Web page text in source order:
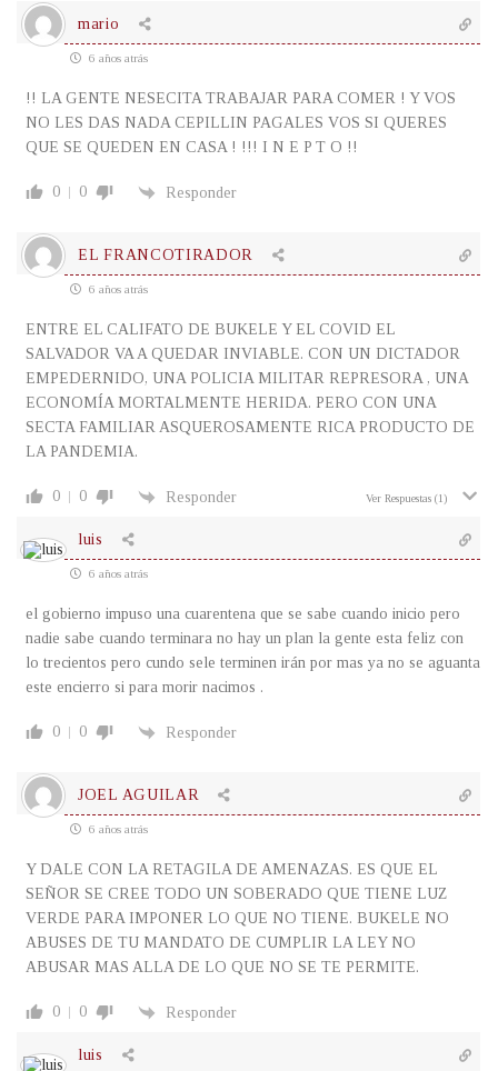
mario
6 años atrás
!! LA GENTE NESECITA TRABAJAR PARA COMER ! Y VOS
NO LES DAS NADA CEPILLIN PAGALES VOS SI QUERES
QUE SE QUEDEN EN CASA ! !!! I N E P T O !!
0 0 Responder
EL FRANCOTIRADOR
6 años atrás
ENTRE EL CALIFATO DE BUKELE Y EL COVID EL
SALVADOR VA A QUEDAR INVIABLE. CON UN DICTADOR
EMPEDERNIDO, UNA POLICIA MILITAR REPRESORA , UNA
ECONOMÍA MORTALMENTE HERIDA. PERO CON UNA
SECTA FAMILIAR ASQUEROSAMENTE RICA PRODUCTO DE
LA PANDEMIA.
0 0 Responder Ver Respuestas (1)
luis
6 años atrás
el gobierno impuso una cuarentena que se sabe cuando inicio pero
nadie sabe cuando terminara no hay un plan la gente esta feliz con
lo trecientos pero cundo sele terminen irán por mas ya no se aguanta
este encierro si para morir nacimos .
0 0 Responder
JOEL AGUILAR
6 años atrás
Y DALE CON LA RETAGILA DE AMENAZAS. ES QUE EL
SEÑOR SE CREE TODO UN SOBERADO QUE TIENE LUZ
VERDE PARA IMPONER LO QUE NO TIENE. BUKELE NO
ABUSES DE TU MANDATO DE CUMPLIR LA LEY NO
ABUSAR MAS ALLA DE LO QUE NO SE TE PERMITE.
0 0 Responder
luis